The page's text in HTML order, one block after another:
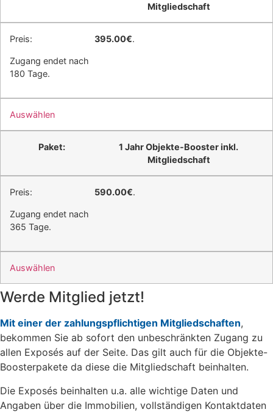
Mitgliedschaft
395.00€.
Zugang endet nach
180 Tage.
Auswählen
1 Jahr Objekte-Booster inkl.
Mitgliedschaft
590.00€.
Zugang endet nach
365 Tage.
Auswählen
Werde Mitglied jetzt!
Mit einer der zahlungspflichtigen Mitgliedschaften,
bekommen Sie ab sofort den unbeschränkten Zugang zu
allen Exposés auf der Seite. Das gilt auch für die Objekte-
Boosterpakete da diese die Mitgliedschaft beinhalten.
Die Exposés beinhalten u.a. alle wichtige Daten und
Angaben über die Immobilien, vollständigen Kontaktdaten